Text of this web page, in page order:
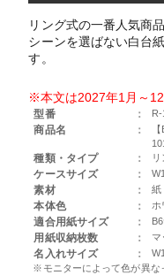
リング式の一番人気商品
シーンを選ばない白台
す。
※本文は2027年1月～12
型番 ：
商品名 ：
種類・タイプ ：
ケースサイズ ：
素材 ： 紙
本体色 ： ホ
適合用紙サイズ ：
用紙収納枚数 ： マ
名入れサイズ ：
※モニターによって色が異な